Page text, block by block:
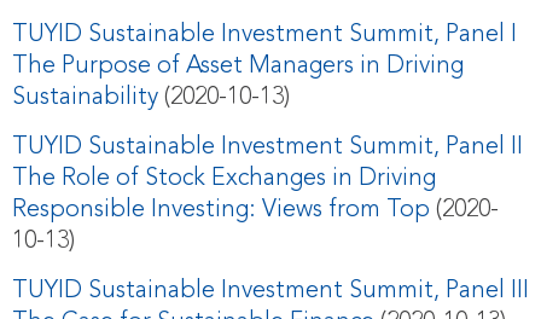
TUYID Sustainable Investment Summit, Panel I
The Purpose of Asset Managers in Driving
Sustainability (2020-10-13)
TUYID Sustainable Investment Summit, Panel II
The Role of Stock Exchanges in Driving
Responsible Investing: Views from Top (2020-
10-13)
TUYID Sustainable Investment Summit, Panel III